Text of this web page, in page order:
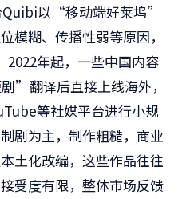
Quibi以“移动端好莱坞”
模糊、传播性弱等原因，
2022年起，一些中国内容
”翻译后直接上线海外，
等社媒平台进行小规
剧为主，制作粗糙，商业
土化改编，这些作品往往
受度有限，整体市场反馈